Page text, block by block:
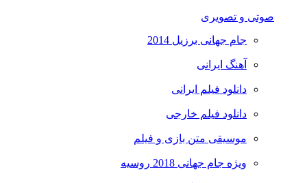
صوتی و تصویری
جام جهانی برزیل 2014
آهنگ ایرانی
دانلود فیلم ایرانی
دانلود فیلم خارجی
موسیقی متن بازی و فیلم
ویژه جام جهانی 2018 روسیه